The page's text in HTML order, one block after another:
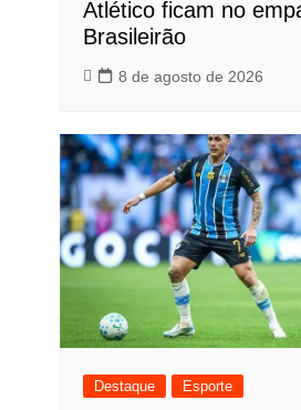
Atlético ficam no
Brasileirão
8 de agosto de 2026
Destaque Esporte